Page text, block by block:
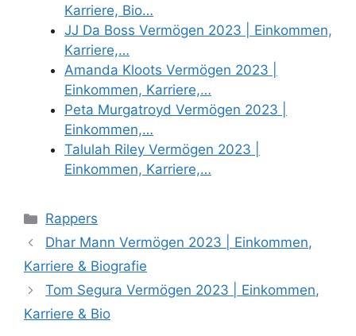
Karriere, Bio…
JJ Da Boss Vermögen 2023 | Einkommen,
Karriere,…
Amanda Kloots Vermögen 2023 |
Einkommen, Karriere,…
Peta Murgatroyd Vermögen 2023 |
Einkommen,…
Talulah Riley Vermögen 2023 |
Einkommen, Karriere,…
Categories
Rappers
Dhar Mann Vermögen 2023 | Einkommen,
Karriere & Biografie
Tom Segura Vermögen 2023 | Einkommen,
Karriere & Bio